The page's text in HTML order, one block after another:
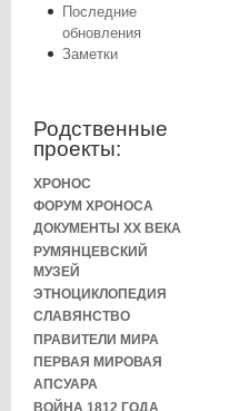
Последние
обновления
Заметки
Родственные
проекты:
ХРОНОС
ФОРУМ ХРОНОСА
ДОКУМЕНТЫ XX ВЕКА
РУМЯНЦЕВСКИЙ
МУЗЕЙ
ЭТНОЦИКЛОПЕДИЯ
СЛАВЯНСТВО
ПРАВИТЕЛИ МИРА
ПЕРВАЯ МИРОВАЯ
АПСУАРА
ВОЙНА 1812 ГОДА